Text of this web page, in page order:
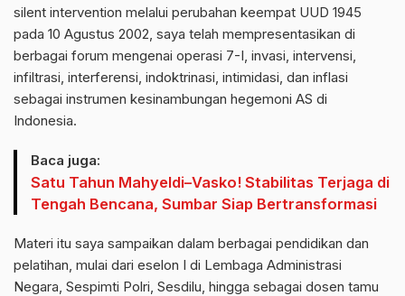
silent intervention melalui perubahan keempat UUD 1945
pada 10 Agustus 2002, saya telah mempresentasikan di
berbagai forum mengenai operasi 7-I, invasi, intervensi,
infiltrasi, interferensi, indoktrinasi, intimidasi, dan inflasi
sebagai instrumen kesinambungan hegemoni AS di
Indonesia.
Baca juga:
Satu Tahun Mahyeldi–Vasko! Stabilitas Terjaga di
Tengah Bencana, Sumbar Siap Bertransformasi
Materi itu saya sampaikan dalam berbagai pendidikan dan
pelatihan, mulai dari eselon I di Lembaga Administrasi
Negara, Sespimti Polri, Sesdilu, hingga sebagai dosen tamu